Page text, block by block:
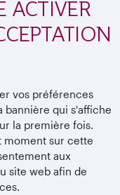
ACTIVER
vos préférences
bannière qui s'affiche
la première fois.
moment sur cette
aux
site web afin de